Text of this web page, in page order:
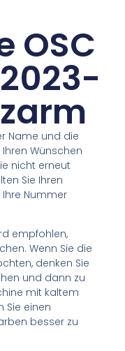
OSC
Name und die
Wünschen
nicht erneut
Sie Ihren
Nummer
empfohlen,
Wenn Sie die
denken Sie
und dann zu
mit kaltem
Sie einen
besser zu